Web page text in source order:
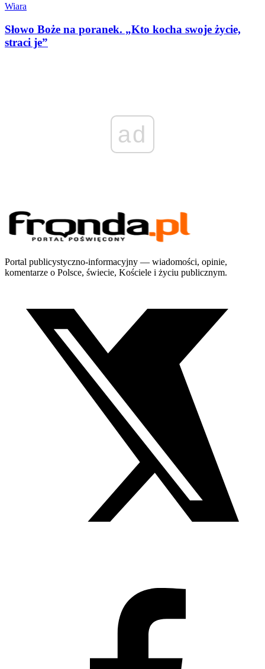
Wiara
Słowo Boże na poranek. „Kto kocha swoje życie,
straci je”
ad
Portal publicystyczno-informacyjny — wiadomości, opinie,
komentarze o Polsce, świecie, Kościele i życiu publicznym.